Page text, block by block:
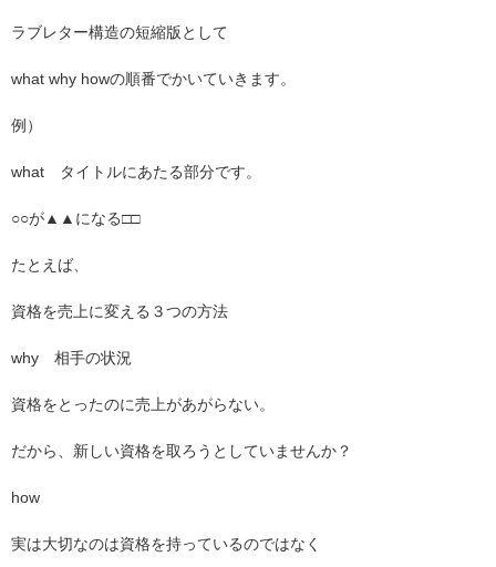
ラブレター構造の短縮版として
what why howの順番でかいていきます。
例）
what タイトルにあたる部分です。
○○が▲▲ になる□□
たとえば、
資格を売上に変える３つの方法
why 相手の状況
資格をとったのに売上があがらない。
だから、新しい資格を取ろうとしていませんか？
how
実は大切なのは資格を持っているのではなく